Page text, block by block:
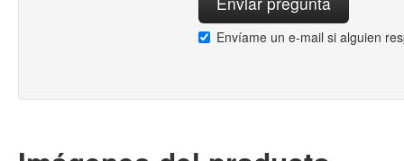
Envíame un e-mail si alguien